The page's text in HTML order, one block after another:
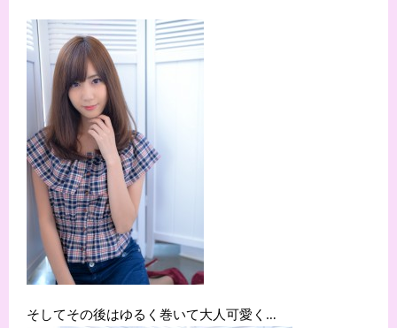
そしてその後はゆるく巻いて大人可愛く…